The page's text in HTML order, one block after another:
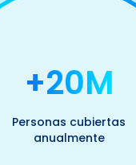
+20M
Personas cubiertas
anualmente